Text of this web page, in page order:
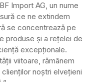
Import AG, un nume
ce ne extindem
se concentrează pe
produse și a rețelei de
excepționale.
viitoare, rămânem
noștri elvețieni